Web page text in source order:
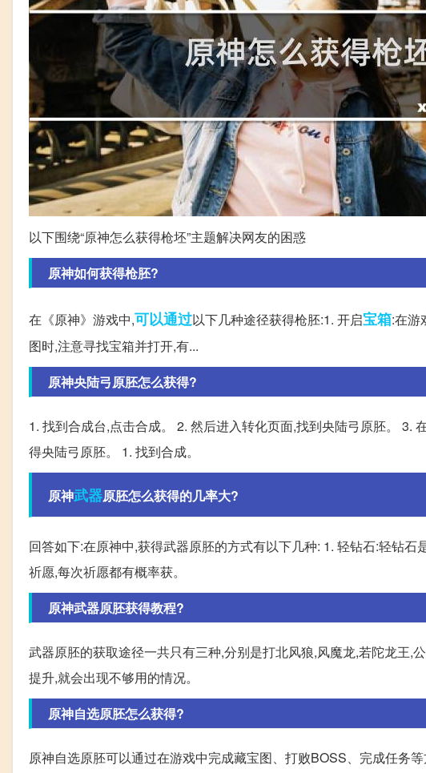
以下围绕“原神怎么获得枪坯”主题解决网友的困惑
原神如何获得枪胚?
在《原神》游戏中,可以通过以下几种途径获得枪胚:1. 开启宝箱:在游
图时,注意寻找宝箱并打开,有...
原神央陆弓原胚怎么获得?
1. 找到合成台,点击合成。 2. 然后进入转化页面,找到央陆弓原胚。 3.
得央陆弓原胚。 1. 找到合成。
原神武器原胚怎么获得的几率大?
回答如下:在原神中,获得武器原胚的方式有以下几种: 1. 轻钻石:轻钻
祈愿,每次祈愿都有概率获。
原神武器原胚获得教程?
武器原胚的获取途径一共只有三种,分别是打北风狼,风魔龙,若陀龙王,
提升,就会出现不够用的情况。
原神自选原胚怎么获得?
原神自选原胚可以通过在游戏中完成藏宝图、打败BOSS、完成任务